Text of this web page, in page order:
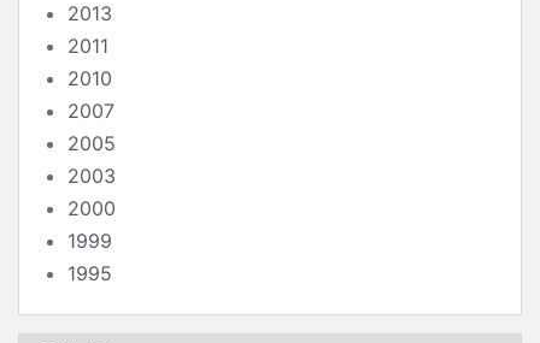
2013
2011
2010
2007
2005
2003
2000
1999
1995